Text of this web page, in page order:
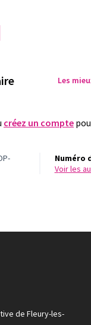
Les
créez un compte
Numéro
voir les
de Fleury-les-